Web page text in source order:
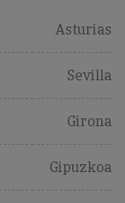
Asturias
Sevilla
Girona
Gipuzkoa